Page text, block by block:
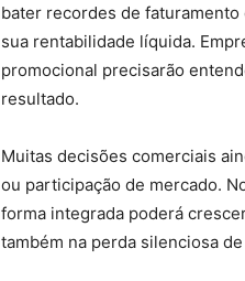
bater recordes de
sua rentabilidade líquida.
promocional precisarão
resultado.
Muitas decisões comerciais
ou participação de mercado.
forma integrada poderá
também na perda silenciosa